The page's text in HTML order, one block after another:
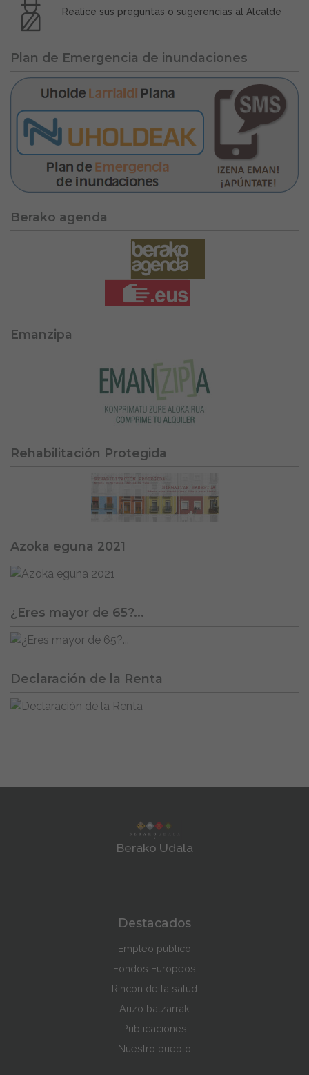
Realice sus preguntas o sugerencias al Alcalde
Plan de Emergencia de inundaciones
Berako agenda
Emanzipa
Rehabilitación Protegida
Azoka eguna 2021
¿Eres mayor de 65?...
Declaración de la Renta
Berako Udala
Destacados
Empleo público
Fondos Europeos
Rincón de la salud
Auzo batzarrak
Publicaciones
Nuestro pueblo